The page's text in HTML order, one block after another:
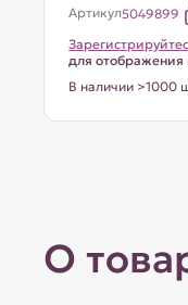
Артикул5049899
для отображения
В наличии >1000
О